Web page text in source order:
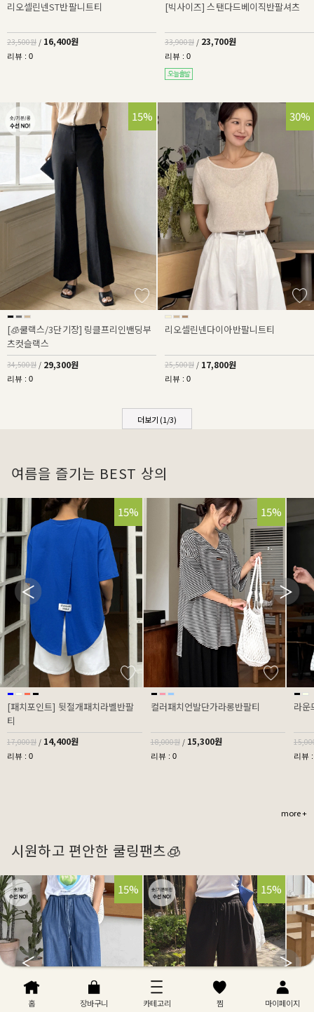
리오셀린넨ST반팔니트티
23,500원 / 16,400원
리뷰 : 0
[빅사이즈] 스탠다드베이직반팔셔츠
33,900원 / 23,700원
리뷰 : 0
15%
[🧊쿨랙스/3단기장] 링클프리인밴딩부
츠컷슬랙스
34,500원 / 29,300원
리뷰 : 0
30%
리오셀린넨다이아반팔니트티
25,500원 / 17,800원
리뷰 : 0
더보기 (1/3)
여름을 즐기는 BEST 상의
15%
[패치포인트] 뒷절개패치라벨반팔
티
17,000원 / 14,400원
리뷰 : 0
15%
컬러패치언발단가라롱반팔티
18,000원 / 15,300원
리뷰 : 0
라운
리뷰
more +
시원하고 편안한 쿨링팬츠🧊
32%
15% 32%
15%
홈 장바구니 카테고리 찜 마이페이지